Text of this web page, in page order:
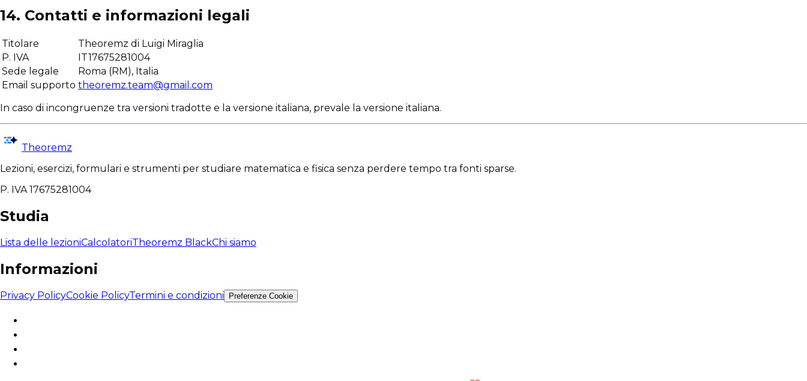
14. Contatti e informazioni legali
Titolare
Theoremz di Luigi Miraglia
P. IVA
IT17675281004
Sede legale
Roma (RM), Italia
Email supporto theoremz.team@gmail.com
In caso di incongruenze tra versioni tradotte e la versione italiana, prevale la versione italiana.
Theoremz
Lezioni, esercizi, formulari e strumenti per studiare matematica e fisica senza perdere tempo tra fonti sparse.
P. IVA 17675281004
Studia
Lista delle lezioniCalcolatoriTheoremz BlackChi siamo
Informazioni
Privacy PolicyCookie PolicyTermini e condizioni Preferenze Cookie